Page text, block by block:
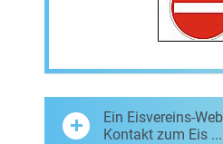
Ein Eisvereins-
Kontakt zum Eis ...